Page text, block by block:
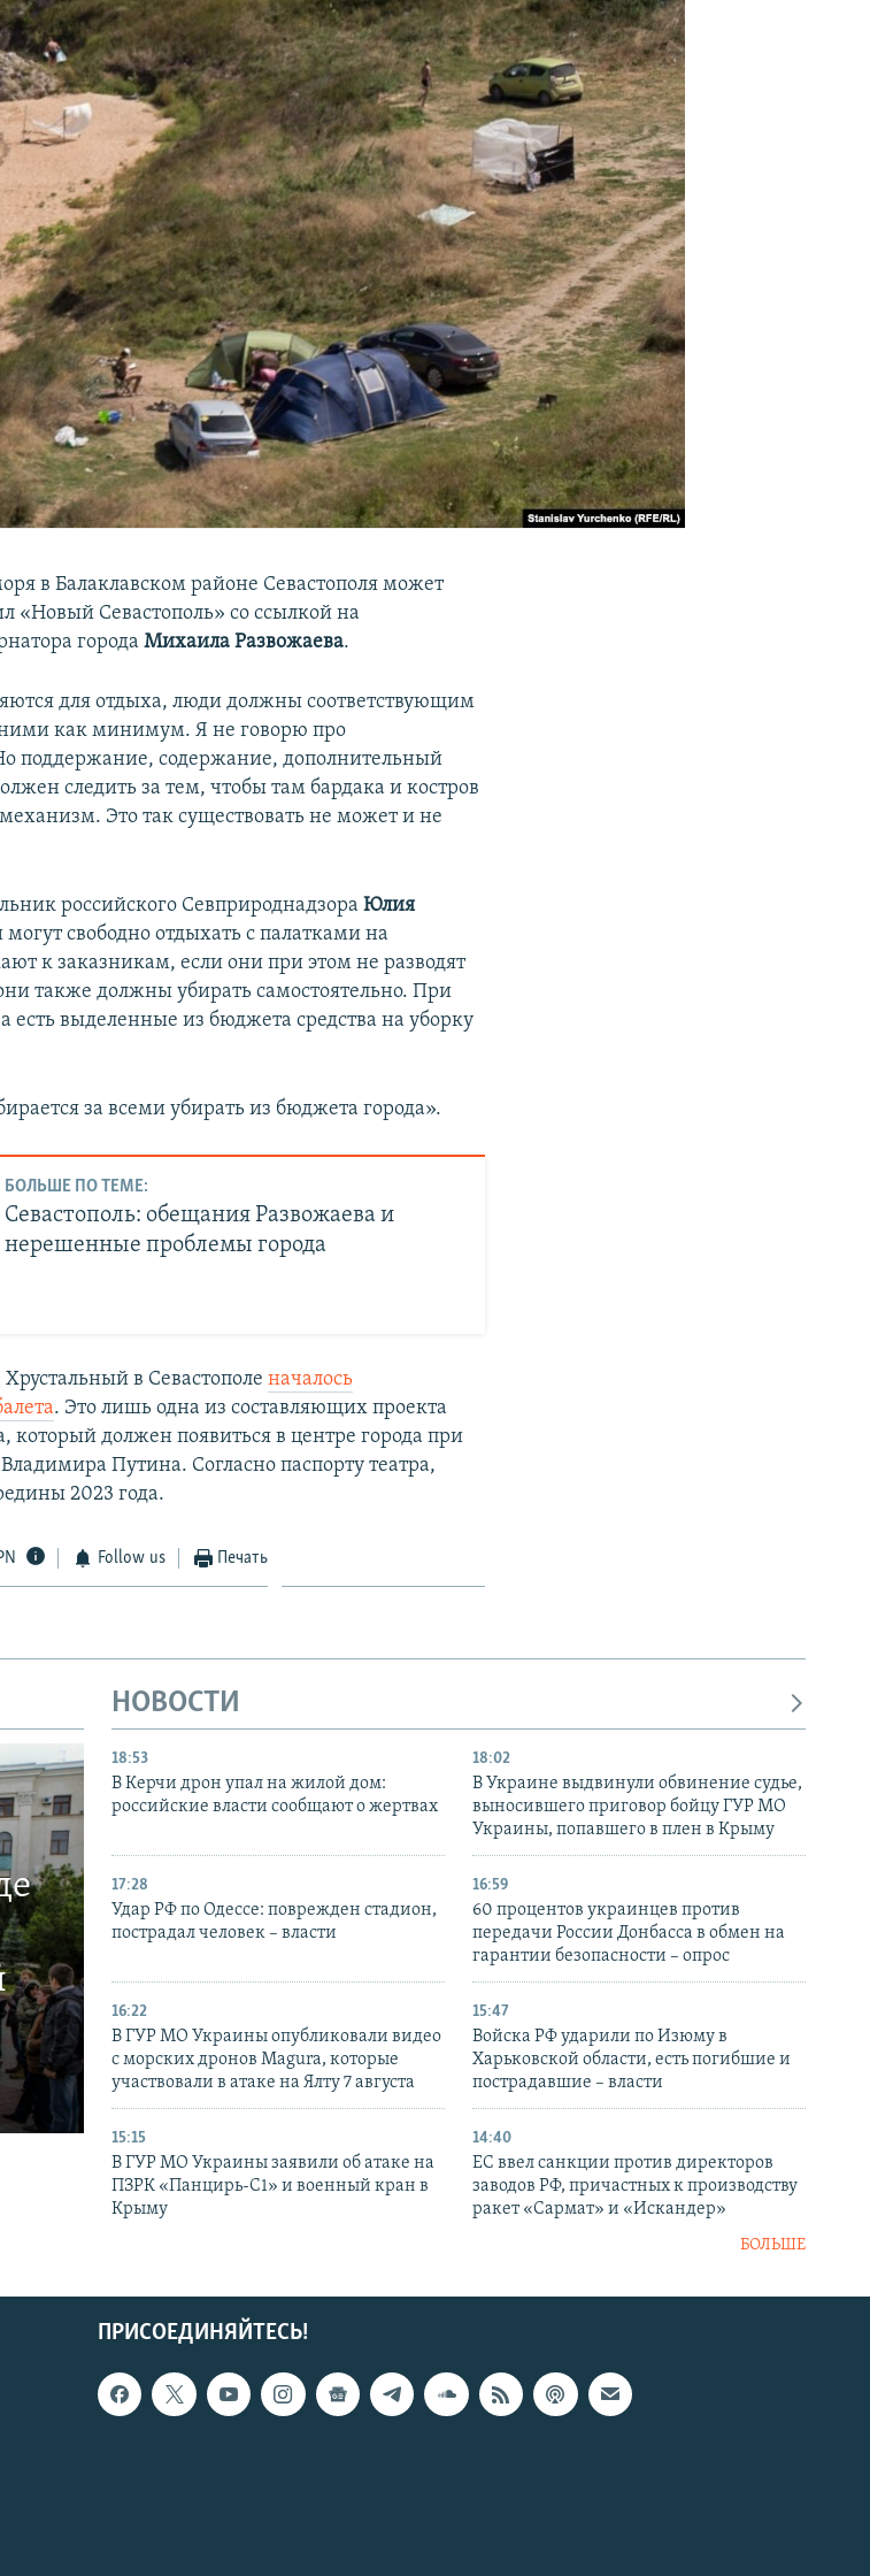
в Балаклавском районе Севастополя может
«Новый Севастополь» со ссылкой на
городаМихаила Развожаева.
для отдыха, люди должны соответствующим
ними как минимум. Я не говорю про
поддержание, содержание, дополнительный
следить за тем, чтобы там бардака и костров
Это так существовать не может и не
российского СевприроднадзораЮлия
свободно отдыхать с палатками на
к заказникам, если они при этом не разводят
также должны убирать самостоятельно. При
есть выделенные из бюджета средства на уборку
за всеми убирать из бюджета города».
БОЛЬШЕ ПО ТЕМЕ:
Севастополь: обещания Развожаева и
нерешенные проблемы города
в Севастополеначалось
. Это лишь одна из составляющих проекта
который должен появиться в центре города при
Путина. Согласно паспорту театра,
2023 года.
Follow us Печать
НОВОСТИ
18:53
В Керчи дрон упал на жилой дом:
российские власти сообщают о жертвах
18:02
В Украине выдвинули обвинение судье,
выносившего приговор бойцу ГУР МО
Украины, попавшего в плен в Крыму
17:28
Удар РФ по Одессе: поврежден стадион,
пострадал человек – власти
16:59
60 процентов украинцев против
передачи России Донбасса в обмен на
гарантии безопасности – опрос
16:22
В ГУР МО Украины опубликовали видео
с морских дронов Magura, которые
участвовали в атаке на Ялту 7 августа
15:47
Войска РФ ударили по Изюму в
Харьковской области, есть погибшие и
пострадавшие – власти
15:15
В ГУР МО Украины заявили об атаке на
ПЗРК «Панцирь-С1» и военный кран в
Крыму
14:40
ЕС ввел санкции против директоров
заводов РФ, причастных к производству
ракет «Сармат» и «Искандер»
БОЛЬШЕ
ПРИСОЕДИНЯЙТЕСЬ!